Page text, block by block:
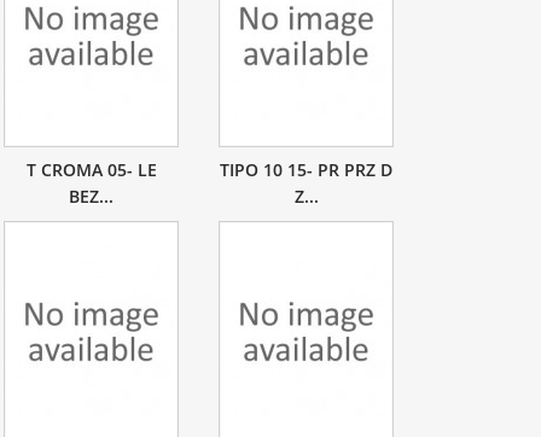
T CROMA 05- LE
BEZ...
TIPO 10 15- PR PRZ D
Z...